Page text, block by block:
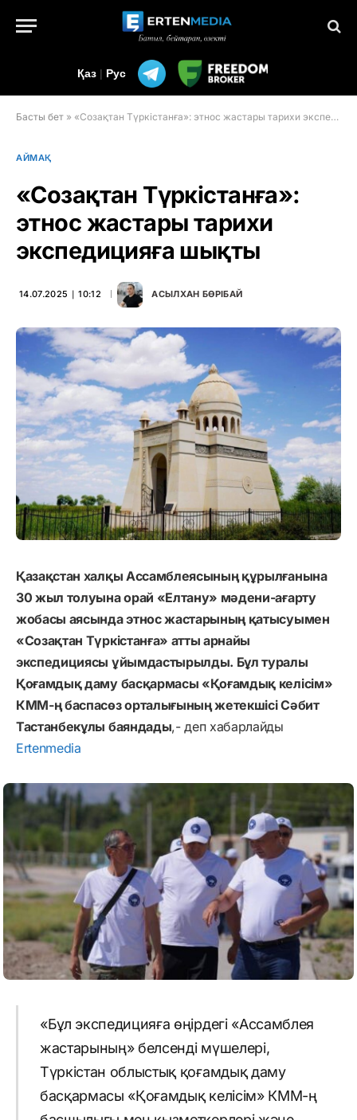
Қаз | Рус
Басты бет » «Созақтан Түркістанға»: этнос жастары тарихи экспедицияға шықты
АЙМАҚ
«Созақтан Түркістанға»:
этнос жастары тарихи
экспедицияға шықты
14.07.2025 ∣ 10:12 АСЫЛХАН БӨРІБАЙ
Қазақстан халқы Ассамблеясының құрылғанына
30 жыл толуына орай «Елтану» мәдени-ағарту
жобасы аясында этнос жастарының қатысуымен
«Созақтан Түркістанға» атты арнайы
экспедициясы ұйымдастырылды. Бұл туралы
Қоғамдық даму басқармасы «Қоғамдық келісім»
КММ-ң баспасөз орталығының жетекшісі Сәбит
Тастанбекұлы баяндады,- деп хабарлайды
Ertenmedia
«Бұл экспедицияға өңірдегі «Ассамблея
жастарының» белсенді мүшелері,
Түркістан облыстық қоғамдық даму
басқармасы «Қоғамдық келісім» КММ-ң